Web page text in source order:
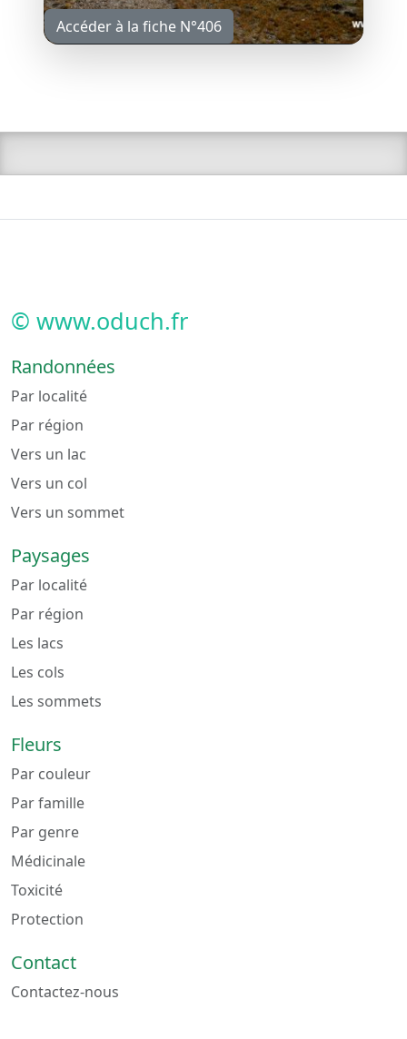
Accéder à la fiche N°406
© www.oduch.fr
Randonnées
Par localité
Par région
Vers un lac
Vers un col
Vers un sommet
Paysages
Par localité
Par région
Les lacs
Les cols
Les sommets
Fleurs
Par couleur
Par famille
Par genre
Médicinale
Toxicité
Protection
Contact
Contactez-nous